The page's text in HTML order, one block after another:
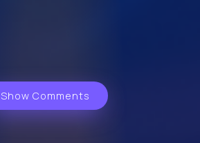
Show Comments